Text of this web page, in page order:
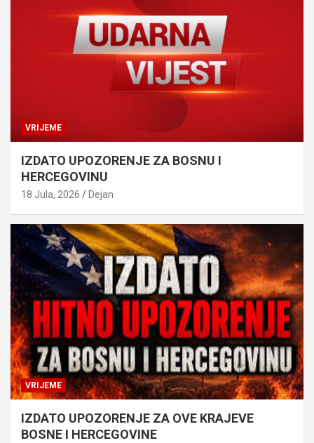
VRIJEME
IZDATO UPOZORENJE ZA BOSNU I
HERCEGOVINU
18 Jula, 2026 Dejan
VRIJEME
IZDATO UPOZORENJE ZA OVE KRAJEVE
BOSNE I HERCEGOVINE